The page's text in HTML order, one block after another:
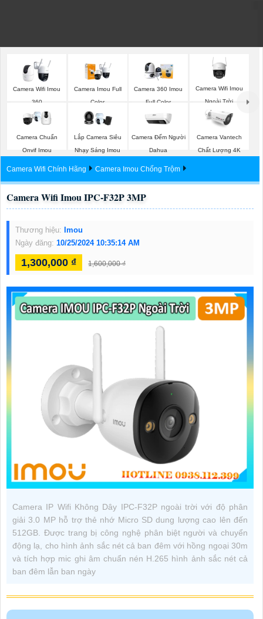
Camera Wifi Imou
360
Camera Imou Full
Color
Camera 360 Imou
Full Color
Camera Wifi Imou
Ngoài Trời
Camera Chuẩn
Onvif Imou
Lắp Camera Siêu
Nhạy Sáng Imou
Camera Đếm Người
Dahua
Camera Vantech
Chất Lượng 4K
Camera Wifi Chính Hãng Camera Imou Chống Trộm
Camera Wifi Imou IPC-F32P 3MP
Thương hiệu: Imou
Ngày đăng: 10/25/2024 10:35:14 AM
1,300,000 ₫ 1,600,000 ₫
Camera IP Wifi Không Dây IPC-F32P ngoài trời với độ phân
giải 3.0 MP hỗ trợ thẻ nhớ Micro SD dung lượng cao lên đến
512GB. Được trang bị công nghệ phân biệt người và chuyển
động lạ, cho hình ảnh sắc nét cả ban đêm với hồng ngoại 30m
và tích hợp mic ghi âm chuẩn nén H.265 hình ảnh sắc nét cả
ban đêm lẫn ban ngày